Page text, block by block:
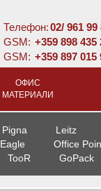
Телефон:02/ 961 99
GSM: +359 898 435
GSM: +359 897 015
ОФИС
МАТЕРИАЛИ
Pigna Leitz
Eagle Office
TooR GoPack